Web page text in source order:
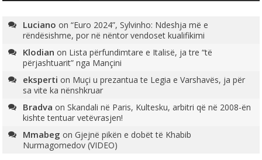
Luciano on“Euro 2024”, Sylvinho: Ndeshja më e
rëndësishme, por në nëntor vendoset kualifikimi
Klodian on Lista përfundimtare e Italisë, ja tre “të
përjashtuarit” nga Mançini
eksperti on Muçi u prezantua te Legia e Varshavës, ja për
sa vite ka nënshkruar
Bradva onSkandali në Paris, Kultesku, arbitri që në 2008-ën
kishte tentuar vetëvrasjen!
Mmabeg onGjejnë pikën e dobët të Khabib
Nurmagomedov (VIDEO)